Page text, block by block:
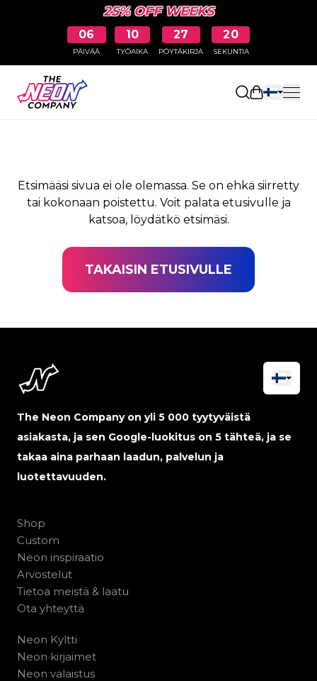
25% OFF WEEKS
06
PÄIVÄÄ
10
TYÖAIKA
27
PÖYTÄKIRJA
20
SEKUNTIA
Avaa
SIVUA EI LÖYDY
Etsimääsi sivua ei ole olemassa. Se on ehkä siirretty
tai kokonaan poistettu. Voit palata etusivulle ja
katsoa, löydätkö etsimäsi.
TAKAISIN ETUSIVULLE
The Neon Company on yli 5 000 tyytyväistä
asiakasta, ja sen Google-luokitus on 5 tähteä, ja se
takaa aina parhaan laadun, palvelun ja
luotettavuuden.
Shop
Custom
Neon inspiraatio
Arvostelut
Tietoa meistä & laatu
Ota yhteyttä
Neon Kyltti
Neon kirjaimet
Neon valaistus